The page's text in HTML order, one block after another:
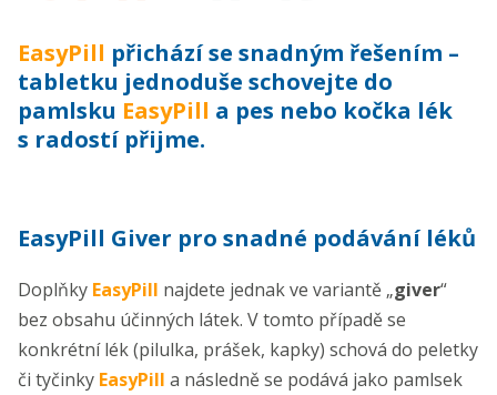
EasyPill přichází se snadným řešením –
tabletku jednoduše schovejte do
pamlsku EasyPill a pes nebo kočka lék
s radostí přijme.
EasyPill Giver pro snadné podávání léků
Doplňky EasyPill najdete jednak ve variantě „giver“
bez obsahu účinných látek. V tomto případě se
konkrétní lék (pilulka, prášek, kapky) schová do peletky
či tyčinky EasyPill a následně se podává jako pamlsek